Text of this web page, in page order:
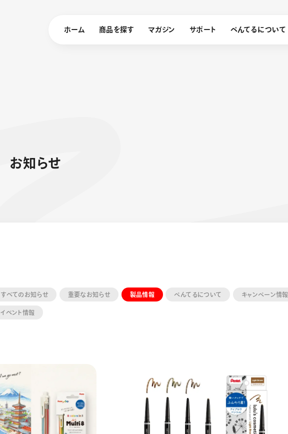
ホーム 商品を探す マガジン サポート ぺんてるについて
エナージェル
シャープペン
消し具
お知 らせ
すべてのお知らせ 重要なお知らせ 製品情報 ぺんてるについて キャンペーン情報
イベント情報